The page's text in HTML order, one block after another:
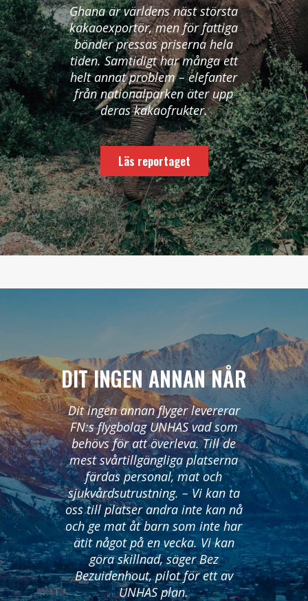
Ghana är världens näst största
kakaoexportör, men för fattiga
bönder pressas priserna hela
tiden. Samtidigt har många ett
helt annat problem – elefanter
från nationalparken äter upp
deras kakaofrukter.
Läs reportaget
DIT INGEN ANNAN NÅR
Dit ingen annan flyger levererar
FN:s flygbolag UNHAS vad som
behövs för att överleva. Till de
mest svårtillgängliga platserna
färdas personal, mat och
sjukvårdsutrustning. – Vi kan ta
oss till platser andra inte kan nå
och ge mat åt barn som inte har
ätit något på en vecka. Vi kan
göra skillnad, säger Bez
Bezuidenhout, pilot för ett av
UNHAS plan.